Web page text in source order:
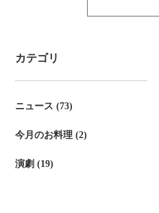
ク
カテゴリ
ニュース (73)
今月のお料理 (2)
演劇 (19)